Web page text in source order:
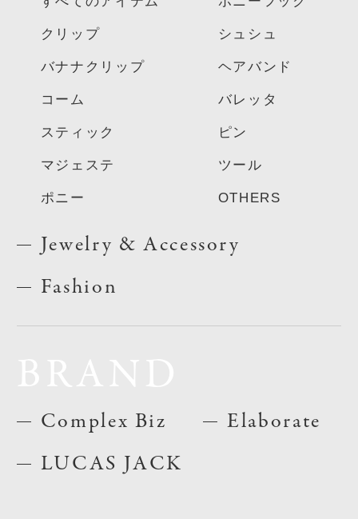
クリップ
バナナクリップ
コーム
スティック
マジェステ
ポニー
シュシュ
ヘアバンド
バレッタ
ピン
ツール
OTHERS
Jewelry & Accessory
Fashion
Complex Biz
LUCAS JACK
Elaborate